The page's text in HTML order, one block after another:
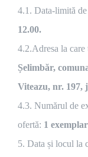
4.1. Data-limită
12.00.
4.2.Adresa la care
Șelimbăr,
Viteazu, nr. 197,
4.3. Numărul de
ofertă: 1
5. Data și locul la